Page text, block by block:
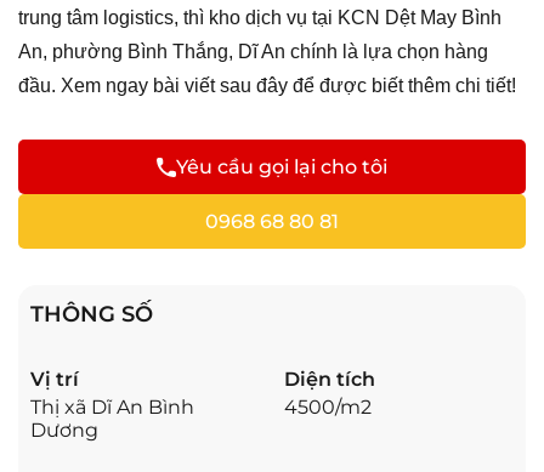
trung tâm logistics, thì kho dịch vụ tại KCN Dệt May Bình
An, phường Bình Thắng, Dĩ An chính là lựa chọn hàng
đầu. Xem ngay bài viết sau đây để được biết thêm chi tiết!
Yêu cầu gọi lại cho tôi
0968 68 80 81
THÔNG SỐ
Vị trí
Thị xã Dĩ An Bình
Dương
Diện tích
4500/m2